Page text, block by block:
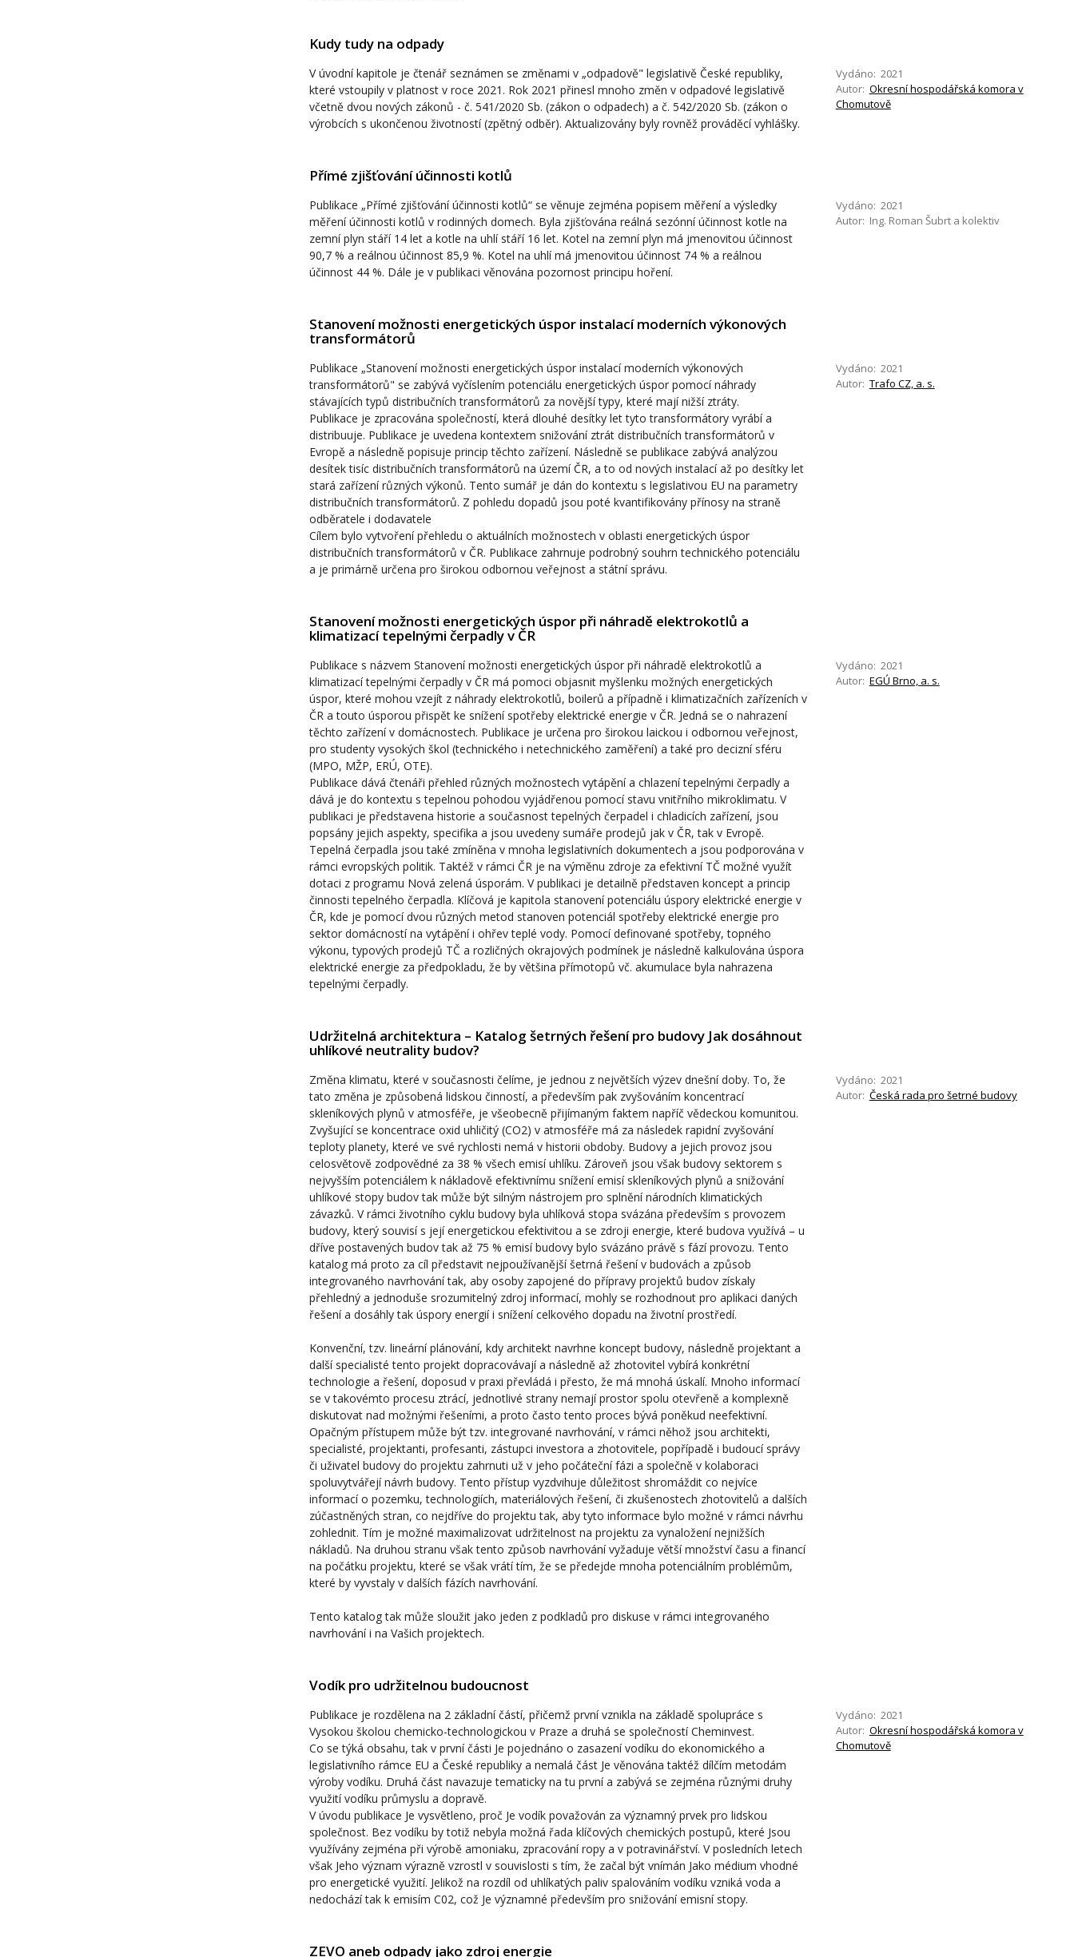
Kudy tudy na odpady
V úvodní kapitole je čtenář seznámen se změnami v „odpadově" legislativě České republiky,
které vstoupily v platnost v roce 2021. Rok 2021 přinesl mnoho změn v odpadové legislativě
včetně dvou nových zákonů - č. 541/2020 Sb. (zákon o odpadech) a č. 542/2020 Sb. (zákon o
výrobcích s ukončenou životností (zpětný odběr). Aktualizovány byly rovněž prováděcí vyhlášky.
Vydáno: 2021
Autor: Okresní hospodářská komora v
Chomutově
Přímé zjišťování účinnosti kotlů
Publikace „Přímé zjišťování účinnosti kotlů“ se věnuje zejména popisem měření a výsledky
měření účinnosti kotlů v rodinných domech. Byla zjišťována reálná sezónní účinnost kotle na
zemní plyn stáří 14 let a kotle na uhlí stáří 16 let. Kotel na zemní plyn má jmenovitou účinnost
90,7 % a reálnou účinnost 85,9 %. Kotel na uhlí má jmenovitou účinnost 74 % a reálnou
účinnost 44 %. Dále je v publikaci věnována pozornost principu hoření.
Vydáno: 2021
Autor: Ing. Roman Šubrt a kolektiv
Stanovení možnosti energetických úspor instalací moderních výkonových
transformátorů
Publikace „Stanovení možnosti energetických úspor instalací moderních výkonových
transformátorů" se zabývá vyčíslením potenciálu energetických úspor pomocí náhrady
stávajících typů distribučních transformátorů za novější typy, které mají nižší ztráty.
Publikace je zpracována společností, která dlouhé desítky let tyto transformátory vyrábí a
distribuuje. Publikace je uvedena kontextem snižování ztrát distribučních transformátorů v
Evropě a následně popisuje princip těchto zařízení. Následně se publikace zabývá analýzou
desítek tisíc distribučních transformátorů na území ČR, a to od nových instalací až po desítky let
stará zařízení různých výkonů. Tento sumář je dán do kontextu s legislativou EU na parametry
distribučních transformátorů. Z pohledu dopadů jsou poté kvantifikovány přínosy na straně
odběratele i dodavatele
Cílem bylo vytvoření přehledu o aktuálních možnostech v oblasti energetických úspor
distribučních transformátorů v ČR. Publikace zahrnuje podrobný souhrn technického potenciálu
a je primárně určena pro širokou odbornou veřejnost a státní správu.
Vydáno: 2021
Autor: Trafo CZ, a. s.
Stanovení možnosti energetických úspor při náhradě elektrokotlů a
klimatizací tepelnými čerpadly v ČR
Publikace s názvem Stanovení možnosti energetických úspor při náhradě elektrokotlů a
klimatizací tepelnými čerpadly v ČR má pomoci objasnit myšlenku možných energetických
úspor, které mohou vzejít z náhrady elektrokotlů, boilerů a případně i klimatizačních zařízeních v
ČR a touto úsporou přispět ke snížení spotřeby elektrické energie v ČR. Jedná se o nahrazení
těchto zařízení v domácnostech. Publikace je určena pro širokou laickou i odbornou veřejnost,
pro studenty vysokých škol (technického i netechnického zaměření) a také pro decizní sféru
(MPO, MŽP, ERÚ, OTE).
Publikace dává čtenáři přehled různých možnostech vytápění a chlazení tepelnými čerpadly a
dává je do kontextu s tepelnou pohodou vyjádřenou pomocí stavu vnitřního mikroklimatu. V
publikaci je představena historie a současnost tepelných čerpadel i chladicích zařízení, jsou
popsány jejich aspekty, specifika a jsou uvedeny sumáře prodejů jak v ČR, tak v Evropě.
Tepelná čerpadla jsou také zmíněna v mnoha legislativních dokumentech a jsou podporována v
rámci evropských politik. Taktéž v rámci ČR je na výměnu zdroje za efektivní TČ možné využít
dotaci z programu Nová zelená úsporám. V publikaci je detailně představen koncept a princip
činnosti tepelného čerpadla. Klíčová je kapitola stanovení potenciálu úspory elektrické energie v
ČR, kde je pomocí dvou různých metod stanoven potenciál spotřeby elektrické energie pro
sektor domácností na vytápění i ohřev teplé vody. Pomocí definované spotřeby, topného
výkonu, typových prodejů TČ a rozličných okrajových podmínek je následně kalkulována úspora
elektrické energie za předpokladu, že by většina přímotopů vč. akumulace byla nahrazena
tepelnými čerpadly.
Vydáno: 2021
Autor: EGÚ Brno, a. s.
Udržitelná architektura – Katalog šetrných řešení pro budovy Jak dosáhnout
uhlíkové neutrality budov?
Změna klimatu, které v současnosti čelíme, je jednou z největších výzev dnešní doby. To, že
tato změna je způsobená lidskou činností, a především pak zvyšováním koncentrací
skleníkových plynů v atmosféře, je všeobecně přijímaným faktem napříč vědeckou komunitou.
Zvyšující se koncentrace oxid uhličitý (CO2) v atmosféře má za následek rapidní zvyšování
teploty planety, které ve své rychlosti nemá v historii obdoby. Budovy a jejich provoz jsou
celosvětově zodpovědné za 38 % všech emisí uhlíku. Zároveň jsou však budovy sektorem s
nejvyšším potenciálem k nákladově efektivnímu snížení emisí skleníkových plynů a snižování
uhlíkové stopy budov tak může být silným nástrojem pro splnění národních klimatických
závazků. V rámci životního cyklu budovy byla uhlíková stopa svázána především s provozem
budovy, který souvisí s její energetickou efektivitou a se zdroji energie, které budova využívá – u
dříve postavených budov tak až 75 % emisí budovy bylo svázáno právě s fází provozu. Tento
katalog má proto za cíl představit nejpoužívanější šetrná řešení v budovách a způsob
integrovaného navrhování tak, aby osoby zapojené do přípravy projektů budov získaly
přehledný a jednoduše srozumitelný zdroj informací, mohly se rozhodnout pro aplikaci daných
řešení a dosáhly tak úspory energií i snížení celkového dopadu na životní prostředí.
Konvenční, tzv. lineární plánování, kdy architekt navrhne koncept budovy, následně projektant a
další specialisté tento projekt dopracovávají a následně až zhotovitel vybírá konkrétní
technologie a řešení, doposud v praxi převládá i přesto, že má mnohá úskalí. Mnoho informací
se v takovémto procesu ztrácí, jednotlivé strany nemají prostor spolu otevřeně a komplexně
diskutovat nad možnými řešeními, a proto často tento proces bývá poněkud neefektivní.
Opačným přístupem může být tzv. integrované navrhování, v rámci něhož jsou architekti,
specialisté, projektanti, profesanti, zástupci investora a zhotovitele, popřípadě i budoucí správy
či uživatel budovy do projektu zahrnuti už v jeho počáteční fázi a společně v kolaboraci
spoluvytvářejí návrh budovy. Tento přístup vyzdvihuje důležitost shromáždit co nejvíce
informací o pozemku, technologiích, materiálových řešení, či zkušenostech zhotovitelů a dalších
zúčastněných stran, co nejdříve do projektu tak, aby tyto informace bylo možné v rámci návrhu
zohlednit. Tím je možné maximalizovat udržitelnost na projektu za vynaložení nejnižších
nákladů. Na druhou stranu však tento způsob navrhování vyžaduje větší množství času a financí
na počátku projektu, které se však vrátí tím, že se předejde mnoha potenciálním problémům,
které by vyvstaly v dalších fázích navrhování.
Tento katalog tak může sloužit jako jeden z podkladů pro diskuse v rámci integrovaného
navrhování i na Vašich projektech.
Vydáno: 2021
Autor: Česká rada pro šetrné budovy
Vodík pro udržitelnou budoucnost
Publikace je rozdělena na 2 základní částí, přičemž první vznikla na základě spolupráce s
Vysokou školou chemicko-technologickou v Praze a druhá se společností Cheminvest.
Co se týká obsahu, tak v první části Je pojednáno o zasazení vodíku do ekonomického a
legislativního rámce EU a České republiky a nemalá část Je věnována taktéž dílčím metodám
výroby vodíku. Druhá část navazuje tematicky na tu první a zabývá se zejména různými druhy
využití vodíku průmyslu a dopravě.
V úvodu publikace Je vysvětleno, proč Je vodík považován za významný prvek pro lidskou
společnost. Bez vodíku by totiž nebyla možná řada klíčových chemických postupů, které Jsou
využívány zejména při výrobě amoniaku, zpracování ropy a v potravinářství. V posledních letech
však Jeho význam výrazně vzrostl v souvislosti s tím, že začal být vnímán Jako médium vhodné
pro energetické využití. Jelikož na rozdíl od uhlíkatých paliv spalováním vodíku vzniká voda a
nedochází tak k emisím C02, což Je významné především pro snižování emisní stopy.
Vydáno: 2021
Autor: Okresní hospodářská komora v
Chomutově
ZEVO aneb odpady jako zdroj energie